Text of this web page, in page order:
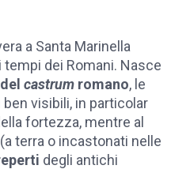
a Santa Marinella
dei Romani. Nasce
castrum romano, le
visibili, in particolar
fortezza, mentre al
terra o incastonati nelle
degli antichi